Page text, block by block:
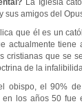
La Iglesia
sus amigos del
que él es un
actualmente
cristianas que se
de la
obispo, el 90%
los años 50